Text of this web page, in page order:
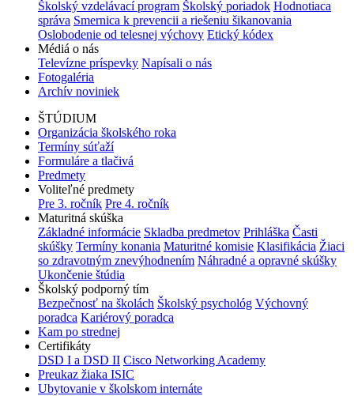
Školský vzdelávací program Školský poriadok Hodnotiaca
správa Smernica k prevencii a riešeniu šikanovania
Oslobodenie od telesnej výchovy Etický kódex
Médiá o nás
Televízne príspevky Napísali o nás
Fotogaléria
Archív noviniek
ŠTÚDIUM
Organizácia školského roka
Termíny súťaží
Formuláre a tlačivá
Predmety
Voliteľné predmety
Pre 3. ročník Pre 4. ročník
Maturitná skúška
Základné informácie Skladba predmetov Prihláška Časti
skúšky Termíny konania Maturitné komisie Klasifikácia Žiaci
so zdravotným znevýhodnením Náhradné a opravné skúšky
Ukončenie štúdia
Školský podporný tím
Bezpečnosť na školách Školský psychológ Výchovný
poradca Kariérový poradca
Kam po strednej
Certifikáty
DSD I a DSD II Cisco Networking Academy
Preukaz žiaka ISIC
Ubytovanie v školskom internáte